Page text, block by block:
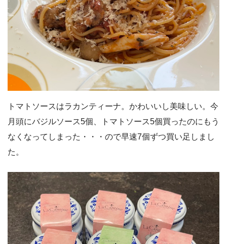
トマトソースはラカンティーナ。かわいいし美味しい。今
月頭にバジルソース5個、トマトソース5個買ったのにもう
なくなってしまった・・・ので早速7個ずつ買い足しまし
た。